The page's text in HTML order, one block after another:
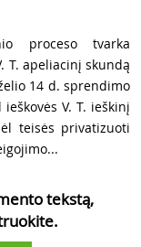
proceso tvarka
T. apeliacinį skundą
14 d. sprendimo
V. T. ieškinį
teisės privatizuoti
tekstą,